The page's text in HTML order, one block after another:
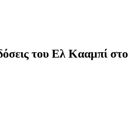
του Ελ Κααμπί